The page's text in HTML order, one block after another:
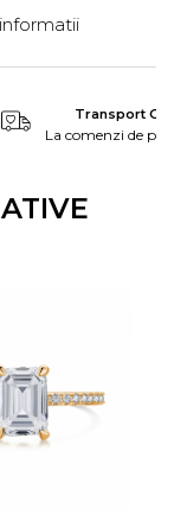
Transport
La comenzi de